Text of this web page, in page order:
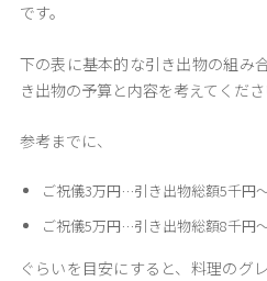
です。
下の表に基本的な引き出物の組み
き出物の予算と内容を考えてくださ
参考までに、
ご祝儀3万円…引き出物総額5千円
ご祝儀5万円…引き出物総額8千円
ぐらいを目安にすると、料理のグ